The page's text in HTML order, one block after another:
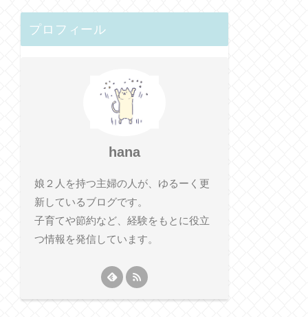
プロフィール
hana
娘２人を持つ主婦の人が、ゆるーく更
新しているブログです。
子育てや節約など、経験をもとに役立
つ情報を発信しています。